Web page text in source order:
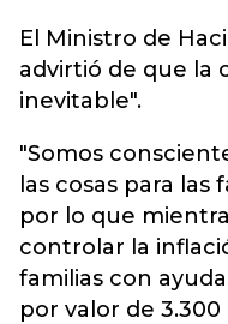
El Ministro de
advirtió de que la
inevitable".
"Somos
las cosas para las
por lo que
controlar la
familias con
por valor de